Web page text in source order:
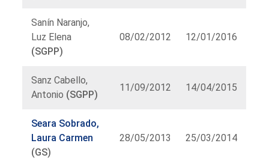
Sanín Naranjo,
Luz Elena
(SGPP)
08/02/2012 12/01/2016
Sanz Cabello,
Antonio (SGPP)
11/09/2012 14/04/2015
Seara Sobrado,
Laura Carmen
(GS)
28/05/2013 25/03/2014